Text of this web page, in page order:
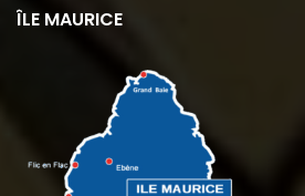
ÎLE MAURICE